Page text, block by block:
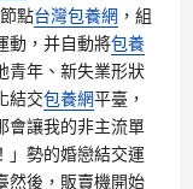
點台灣包養網 ，組
動，并自動將包養
青年、新失業形狀
結交包養網平臺，
會讓我的非主流單
」勢的婚戀結交運
然後，販賣機開始